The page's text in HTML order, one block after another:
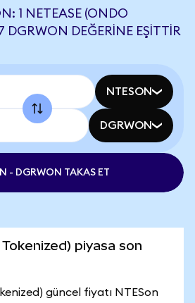
1 NETEASE (ONDO
DGRWON DEĞERINE EŞITTIR
NTESON
DGRWON
- DGRWON TAKAS ET
piyasa son
güncel fiyatı NTESon